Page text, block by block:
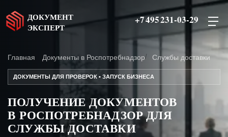
ДОКУМЕНТ
ЭКСПЕРТ
+7 495 231-03-29
Главная Документы в Роспотребнадзор Службы доставки
ДОКУМЕНТЫ ДЛЯ ПРОВЕРОК • ЗАПУСК БИЗНЕСА
ПОЛУЧЕНИЕ ДОКУМЕНТОВ
В РОСПОТРЕБНАДЗОР ДЛЯ
СЛУЖБЫ ДОСТАВКИ